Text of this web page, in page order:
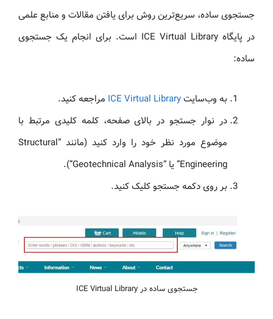
جستجوی ساده، سریع‌ترین روش برای یافتن مقالات و منابع علمی
در پایگاه ICE Virtual Library است. برای انجام یک جستجوی
ساده:
به وب‌سایتICE Virtual Library مراجعه کنید.
در نوار جستجو در بالای صفحه، کلمه کلیدی مرتبط با
موضوع مورد نظر خود را وارد کنید (مانند “Structural
Engineering” یا “Geotechnical Analysis”).
بر روی دکمه جستجو کلیک کنید.
جستجوی ساده در ICE Virtual Library